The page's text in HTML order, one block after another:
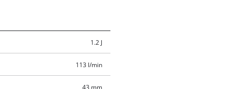
1.2 J
113 l/min
43 mm